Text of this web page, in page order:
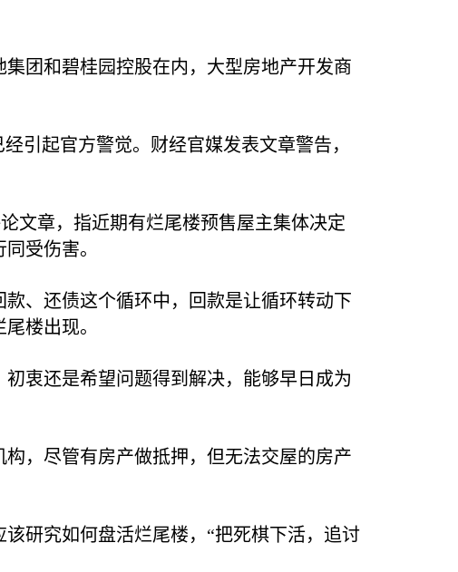
团和碧桂园控股在内，大型房地产开发商
引起官方警觉。财经官媒发表文章警告，
文章，指近期有烂尾楼预售屋主集体决定
受伤害。
、还债这个循环中，回款是让循环转动下
楼出现。
衷还是希望问题得到解决，能够早日成为
，尽管有房产做抵押，但无法交屋的房产
研究如何盘活烂尾楼，“把死棋下活，追讨